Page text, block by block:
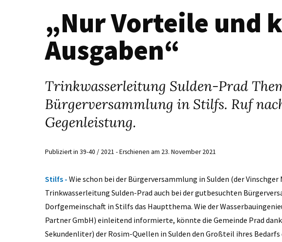
„Nur Vorteile und
Ausgaben“
Trinkwasserleitung Sulden-Prad
Bürgerversammlung in Stilfs. Ruf
Gegenleistung.
Publiziert in 39-40 / 2021 - Erschienen am 23. November 2021
Stilfs - Wie schon bei der Bürgerversammlung in Sulden (der
Trinkwasserleitung Sulden-Prad auch bei der gutbesuchten
Dorfgemeinschaft in Stilfs das Hauptthema. Wie der
Partner GmbH) einleitend informierte, könnte die Gemeinde Prad
Sekundenliter) der Rosim-Quellen in Sulden den Großteil ihres